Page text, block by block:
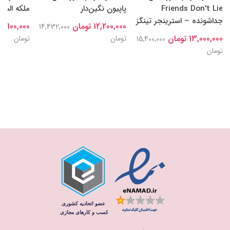
Friends Don't Lie
جداشونده – استرینجر تینگز
13,000,000 تومان
15,400,000
تومان
پاپیون نگین‌دار
12,200,000 تومان
14,432,000
تومان
ملکه
15,100,000
تومان